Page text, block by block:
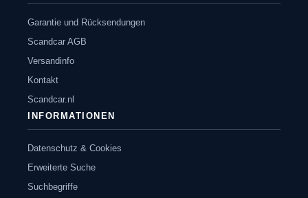
Garantie und Rücksendungen
Scandcar AGB
Versandinfo
Kontakt
Scandcar.nl
INFORMATIONEN
Datenschutz & Cookies
Erweiterte Suche
Suchbegriffe